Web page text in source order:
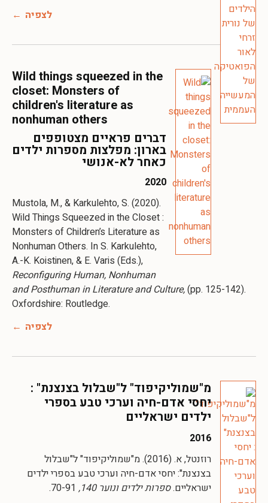
לצפיה
Wild things squeezed in the
closet: Monsters of
children's literature as
nonhuman others
דברים פראיים מצטופפים
בארון: מפלצות מספרות ילדים
כאחר לא-אנושי
2020
Mustola, M., & Karkulehto, S. (2020).
Wild Things Squeezed in the Closet :
Monsters of Children’s Literature as
Nonhuman Others. In S. Karkulehto,
A.-K. Koistinen, & E. Varis (Eds.),
Reconfiguring Human, Nonhuman
and Posthuman in Literature and Culture,(pp. 125-142).
Oxfordshire: Routledge.
לצפיה
מ"שמוליקיפוד" ל"שבלול בצנצנת" :
יחסי אדם-חיה וערכי טבע בספרי
ילדים ישראליים
2016
רוזנטל, א. (2016). מ"שמוליקיפוד" ל"שבלול
בצנצנת": יחסי אדם-חיה וערכי טבע בספרי ילדים
ישראליים.ספרות ילדים ונוער 140,